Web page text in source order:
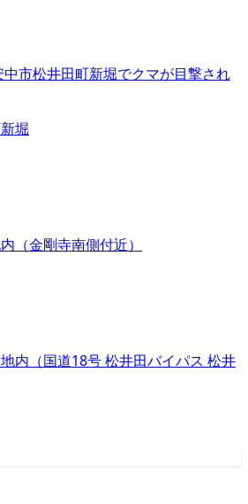
市松井田町新堀でクマが目撃され
堀
（金剛寺南側付近）
内（国道18号 松井田バイパス 松井